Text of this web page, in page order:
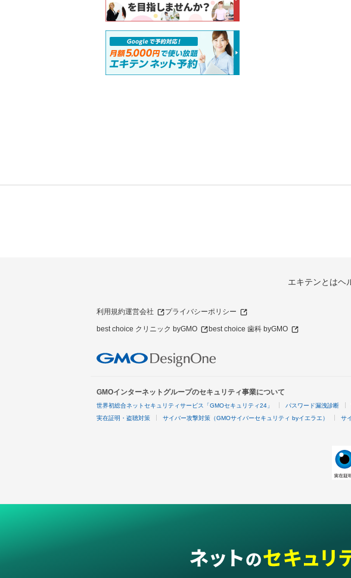
エキテンとはヘ
利用規約運営会社 プライバシーポリシー
best choice クリニック byGMO best choice 歯科 byGMO
GMOインターネットグループのセキュリティ事業について
世界初総合ネットセキュリティサービス「GMOセキュリティ24」 パスワード漏洩診断
実在証明・盗聴対策 サイバー攻撃対策（GMOサイバーセキュリティ byイエラエ） サ